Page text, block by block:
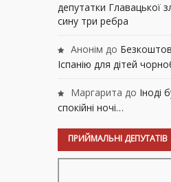
депутатки Главацької
сину три ребра
Анонім до
Іспанію для дітей
Маргарита до Іноді
спокійні ночі…
ПРИЙМАЛЬНІ ДЕПУТАТІВ